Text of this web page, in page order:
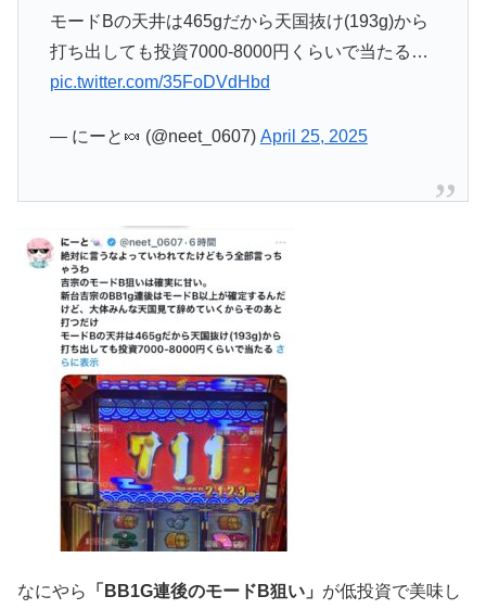
モードBの天井は465gだから天国抜け(193g)から
打ち出しても投資7000-8000円くらいで当たる…
pic.twitter.com/35FoDVdHbd
— にーと🍬 (@neet_0607) April 25, 2025
なにやら 「BB1G連後のモードB狙い」 が低投資で美味し